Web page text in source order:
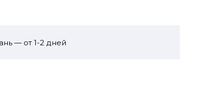
— от 1-2 дней